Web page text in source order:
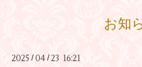
お知
2025 / 04 /23 16:21